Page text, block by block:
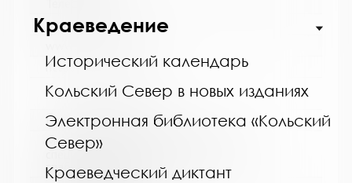
Краеведение
Исторический календарь
Кольский Север в новых изданиях
Электронная библиотека «Кольский
Север»
Краеведческий диктант
8 (81538) 4-35-92
http://revdabiblios.ru/
Название библиотеки:
Мурманская горственная областная
специальная библиотека для слепых и
слабовидящих